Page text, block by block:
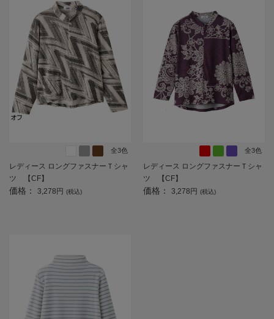
全3色
レディース ロングファスナーＴシャ
ツ 【CF】
価格： 3,278円 (税込)
全3色
レディース ロングファスナーＴシャ
ツ 【CF】
価格： 3,278円 (税込)